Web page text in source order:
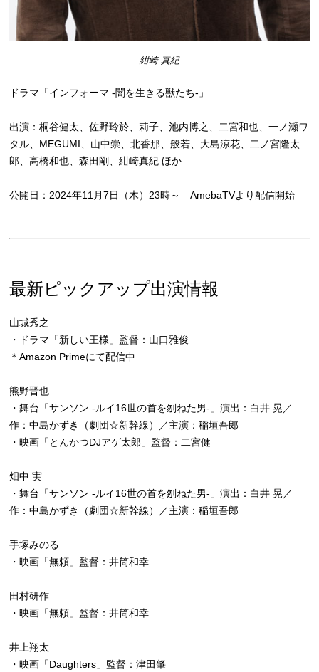
紺崎 真紀
ドラマ「インフォーマ -闇を生きる獣たち-」
出演：桐谷健太、佐野玲於、莉子、池内博之、二宮和也、一ノ瀬ワ
タル、MEGUMI、山中崇、北香那、般若、大島涼花、二ノ宮隆太
郎、高橋和也、森田剛、紺崎真紀 ほか
公開日：2024年11月7日（木）23時～ AmebaTVより配信開始
最新ピックアップ出演情報
山城秀之
・ドラマ「新しい王様」監督：山口雅俊
＊Amazon Primeにて配信中
熊野晋也
・舞台「サンソン -ルイ16世の首を刎ねた男-」演出：白井 晃／
作：中島かずき（劇団☆新幹線）／主演：稲垣吾郎
・映画「とんかつDJアゲ太郎」監督：二宮健
畑中 実
・舞台「サンソン -ルイ16世の首を刎ねた男-」演出：白井 晃／
作：中島かずき（劇団☆新幹線）／主演：稲垣吾郎
手塚みのる
・映画「無頼」監督：井筒和幸
田村研作
・映画「無頼」監督：井筒和幸
井上翔太
・映画「Daughters」監督：津田肇